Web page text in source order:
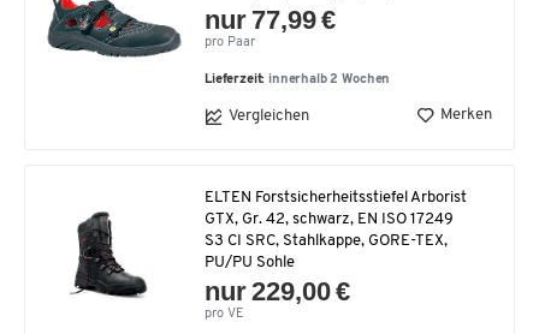
nur 77,99 €
pro Paar
Lieferzeit: innerhalb 2 Wochen
Vergleichen Merken
ELTEN Forstsicherheitsstiefel Arborist
GTX, Gr. 42, schwarz, EN ISO 17249
S3 CI SRC, Stahlkappe, GORE-TEX,
PU/PU Sohle
nur 229,00 €
pro VE